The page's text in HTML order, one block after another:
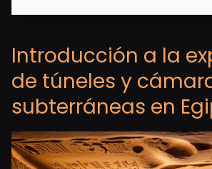
Introducción a la
de túneles y
subterráneas en